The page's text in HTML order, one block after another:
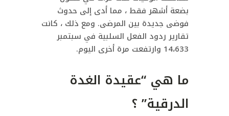
بضعة أشهر فقط ، مما أدى إلى حدوث
فوضى جديدة بين المرضى. ومع ذلك ، كانت
تقارير ردود الفعل السلبية في سبتمبر
14،633 وارتفعت مرة أخرى اليوم.
ما هي “عقيدة الغدة
الدرقية” ؟